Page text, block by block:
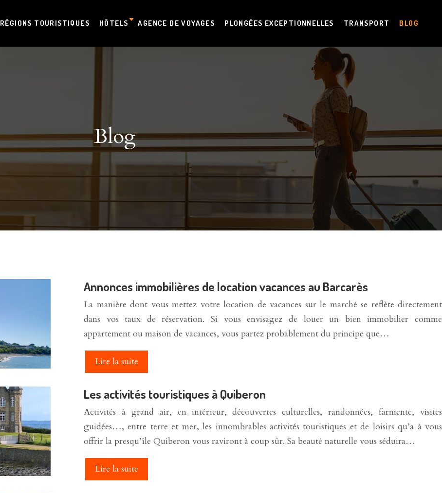
RÉGIONS TOURISTIQUES HÔTELS AGENCE DE VOYAGES PLONGÉES EXCEPTIONNELLES TRANSPORT BLOG
Blog
Annonces immobilières de location vacances au Barcarès
La manière dont vous mettez votre location de vacances sur le marché se reflète directement
dans vos taux de réservation. Si vous envisagez de louer un bien immobilier comme
appartement ou maison de vacances, vous partez probablement du principe que…
Lire la suite
Les activités touristiques à Quiberon
Activités à grand air, en intérieur, découvertes culturelles, randonnées, farniente, visites
guidées…, entre terre et mer, les innombrables activités touristiques et de loisirs qu’a à vous
offrir la presqu’île Quiberon vous raviront à coup sûr. Sa beauté naturelle vous séduira…
Lire la suite